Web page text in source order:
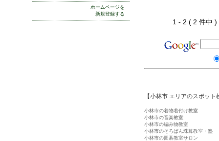
1 - 2 ( 2 件
【小林市 エリアのスポット
小林市の着物着付け教室
小林市の音楽教室
小林市の編み物教室
小林市のそろばん珠算教室・塾
小林市の囲碁教室サロン
ホームページを
新規登録する